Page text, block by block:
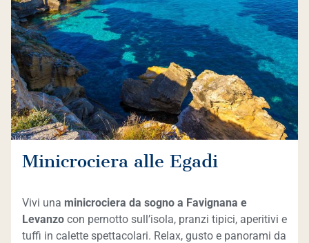
Minicrociera alle Egadi
Vivi una minicrociera da sogno a Favignana e
Levanzo con pernotto sull’isola, pranzi tipici, aperitivi e
tuffi in calette spettacolari. Relax, gusto e panorami da